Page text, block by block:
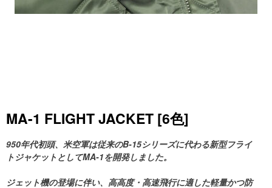
MA-1 FLIGHT JACKET [6色]
950年代初頭、米空軍は従来のB-15シリーズに代わる新型フライ
トジャケットとしてMA-1を開発しました。
ジェット機の登場に伴い、高高度・高速飛行に適した軽量かつ防